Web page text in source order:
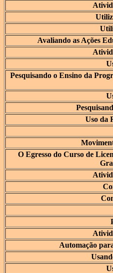
Avaliando as Ações
Pesquisando o Ensino da
Uso da
O Egresso do Curso de
Automação